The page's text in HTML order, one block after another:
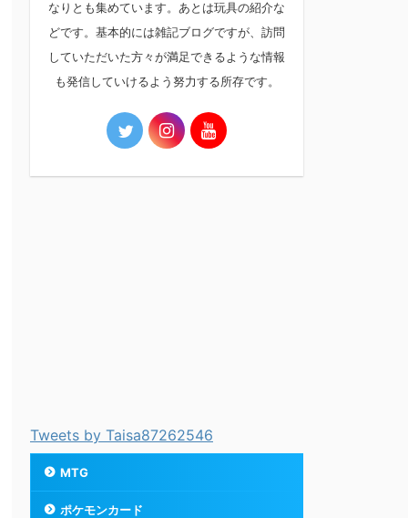
なりとも集めています。あとは玩具の紹介な
どです。基本的には雑記ブログですが、訪問
していただいた方々が満足できるような情報
も発信していけるよう努力する所存です。
Tweets by Taisa87262546
MTG
ポケモンカード